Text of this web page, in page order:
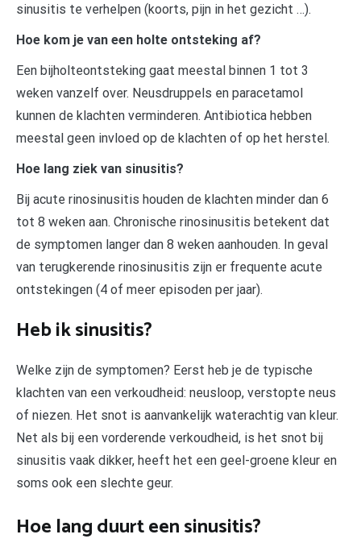
sinusitis te verhelpen (koorts, pijn in het gezicht …).
Hoe kom je van een holte ontsteking af?
Een bijholteontsteking gaat meestal binnen 1 tot 3
weken vanzelf over. Neusdruppels en paracetamol
kunnen de klachten verminderen. Antibiotica hebben
meestal geen invloed op de klachten of op het herstel.
Hoe lang ziek van sinusitis?
Bij acute rinosinusitis houden de klachten minder dan 6
tot 8 weken aan. Chronische rinosinusitis betekent dat
de symptomen langer dan 8 weken aanhouden. In geval
van terugkerende rinosinusitis zijn er frequente acute
ontstekingen (4 of meer episoden per jaar).
Heb ik sinusitis?
Welke zijn de symptomen? Eerst heb je de typische
klachten van een verkoudheid: neusloop, verstopte neus
of niezen. Het snot is aanvankelijk waterachtig van kleur.
Net als bij een vorderende verkoudheid, is het snot bij
sinusitis vaak dikker, heeft het een geel-groene kleur en
soms ook een slechte geur.
Hoe lang duurt een sinusitis?